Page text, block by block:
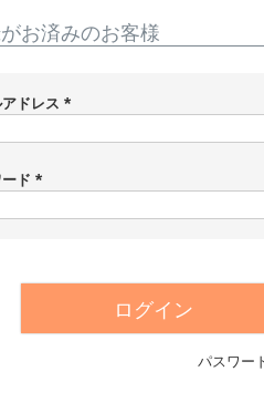
お済みのお客様
アドレス
必
)
ド
必
ログイン
パスワー